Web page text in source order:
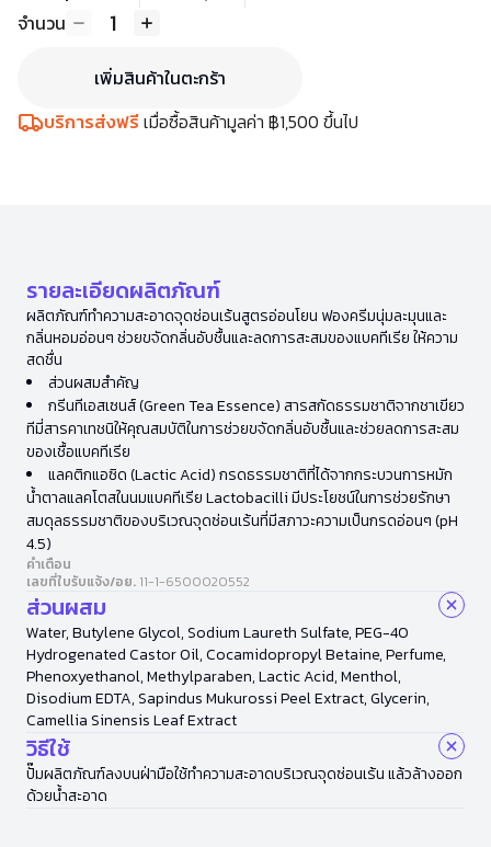
จำนวน 1
เพิ่มสินค้าในตะกร้า
บริการส่งฟรีเมื่อซื้อสินค้ามูลค่า ฿1,500 ขึ้นไป
รายละเอียดผลิตภัณฑ์
ผลิตภัณฑ์ทำความสะอาดจุดซ่อนเร้นสูตรอ่อนโยน ฟองครีมนุ่มละมุนและ
กลิ่นหอมอ่อนๆ ช่วยขจัดกลิ่นอับชื้นและลดการสะสมของแบคทีเรีย ให้ความ
สดชื่น
ส่วนผสมสำคัญ
กรีนทีเอสเซนส์ (Green Tea Essence) สารสกัดธรรมชาติจากชาเขียว
ทีมี่สารคาเทชนิให้คุณสมบัติในการช่วยขจัดกลิ่นอับชื้นและช่วยลดการสะสม
ของเชื้อแบคทีเรีย
แลคติกแอซิด (Lactic Acid) กรดธรรมชาติที่ได้จากกระบวนการหมัก
น้ำตาลแลคโตสในนมแบคทีเรีย Lactobacilli มีประโยชน์ในการช่วยรักษา
สมดุลธรรมชาติของบริเวณจุดซ่อนเร้นที่มีสภาวะความเป็นกรดอ่อนๆ (pH
4.5)
คำเตือน
เลขที่ใบรับแจ้ง/อย. 11-1-6500020552
ส่วนผสม
Water, Butylene Glycol, Sodium Laureth Sulfate, PEG-40
Hydrogenated Castor Oil, Cocamidopropyl Betaine, Perfume,
Phenoxyethanol, Methylparaben, Lactic Acid, Menthol,
Disodium EDTA, Sapindus Mukurossi Peel Extract, Glycerin,
Camellia Sinensis Leaf Extract
วิธีใช้
ปั๊มผลิตภัณฑ์ลงบนฝ่ามือใช้ทำความสะอาดบริเวณจุดซ่อนเร้น แล้วล้างออก
ด้วยน้ำสะอาด